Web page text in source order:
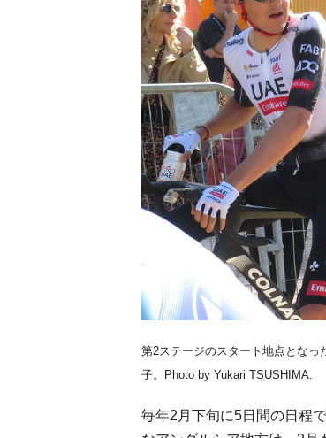
第2ステージのスタート地点となっ
子。Photo by Yukari TSUSHIMA.
毎年2月下旬に5日間の日程